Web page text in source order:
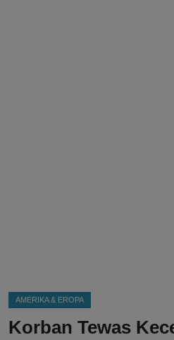
AMERIKA & EROPA
Korban Tewas